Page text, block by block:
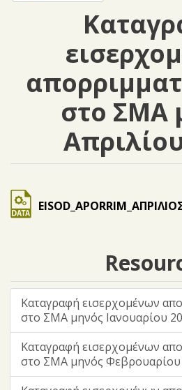
στο ΣΜΑ
Καταγραφή εισερχομένων
στο ΣΜΑ μηνός Ιανουαρίου
Καταγραφή εισερχομένων
στο ΣΜΑ μηνός Φεβρουαρίου